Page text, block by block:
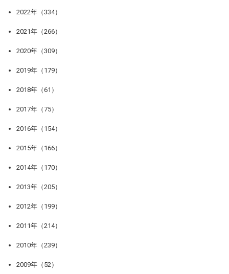
2022年（334）
2021年（266）
2020年（309）
2019年（179）
2018年（61）
2017年（75）
2016年（154）
2015年（166）
2014年（170）
2013年（205）
2012年（199）
2011年（214）
2010年（239）
2009年（52）